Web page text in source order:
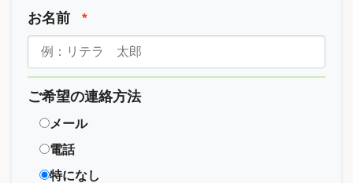
お名前 *
ご希望の連絡方法
メール
電話
特になし